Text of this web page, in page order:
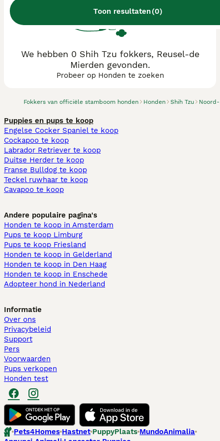
Toon resultaten(0)
Fokkers van officiële stamboom honden Honden Shih Tzu
We hebben 0 Shih Tzu fokkers, Reusel-de
Mierden gevonden.
Probeer op Honden te zoeken
Puppies en pups te koop
Engelse Cocker Spaniel te koop
Cockapoo te koop
Labrador Retriever te koop
Duitse Herder te koop
Franse Bulldog te koop
Teckel ruwhaar te koop
Cavapoo te koop
Andere populaire pagina's
Honden te koop in Amsterdam
Pups te koop Limburg​
Pups te koop Friesland​
Honden te koop in Gelderland
Honden te koop in Den Haag
Honden te koop in Enschede
Adopteer hond in Nederland
Informatie
Over ons
Privacybeleid
Support
Pers
Voorwaarden
Pups verkopen
Honden test
Pets4Homes Hastnet PuppyPlaats MundoAnimalia